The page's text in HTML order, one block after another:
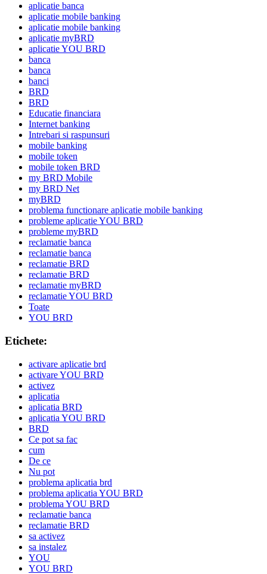
aplicatie banca
aplicatie mobile banking
aplicatie mobile banking
aplicatie myBRD
aplicatie YOU BRD
banca
banca
banci
BRD
BRD
Educatie financiara
Internet banking
Intrebari si raspunsuri
mobile banking
mobile token
mobile token BRD
my BRD Mobile
my BRD Net
myBRD
problema functionare aplicatie mobile banking
probleme aplicatie YOU BRD
probleme myBRD
reclamatie banca
reclamatie banca
reclamatie BRD
reclamatie BRD
reclamatie myBRD
reclamatie YOU BRD
Toate
YOU BRD
Etichete:
activare aplicatie brd
activare YOU BRD
activez
aplicatia
aplicatia BRD
aplicatia YOU BRD
BRD
Ce pot sa fac
cum
De ce
Nu pot
problema aplicatia brd
problema aplicatia YOU BRD
problema YOU BRD
reclamatie banca
reclamatie BRD
sa activez
sa instalez
YOU
YOU BRD